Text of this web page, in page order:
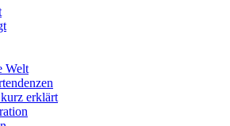
Welt
erklärt